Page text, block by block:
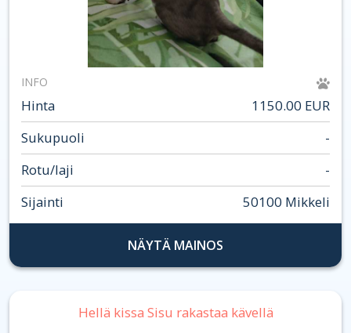
INFO
Hinta
1150.00 EUR
Sukupuoli
-
Rotu/laji
-
Sijainti
50100 Mikkeli
NÄYTÄ MAINOS
Hellä kissa Sisu rakastaa kävellä